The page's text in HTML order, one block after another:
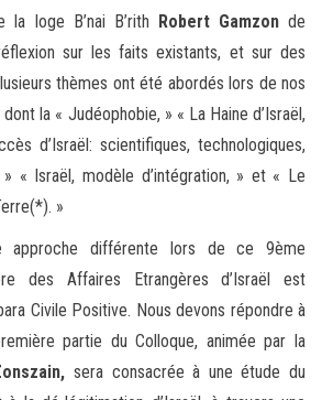
loge B’nai B’rith Robert Gamzonde
sur les faits existants, et sur des
thèmes ont été abordés lors de nos
la « Judéophobie, » « La Haine d’Israël,
d’Israël: scientifiques, technologiques,
« Israël, modèle d’intégration, » et « Le
»
approche différente lors de ce 9ème
des Affaires Etrangères d’Israël est
Civile Positive. Nous devons répondre à
partie du Colloque, animée par la
sera consacrée à une étude du